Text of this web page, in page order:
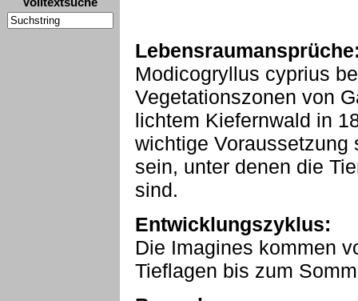
Modicogryllus cyprius
Vegetationszonen von
lichtem Kiefernwald in
wichtige Voraussetzung
sein, unter denen die
sind.
Entwicklungszyklus:
Die Imagines kommen
Tieflagen bis zum